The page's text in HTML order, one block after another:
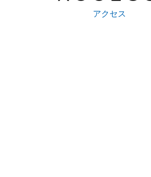
アクセス